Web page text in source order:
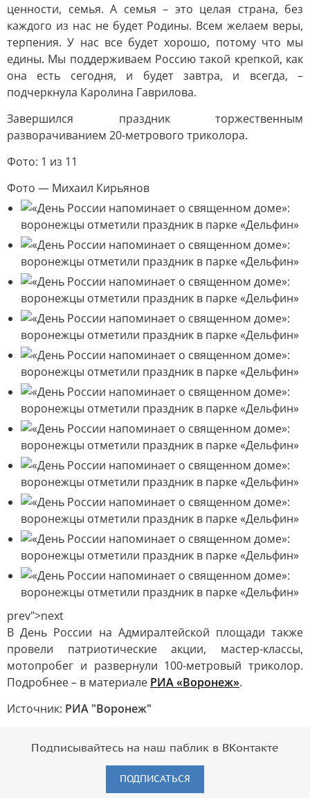
ценности, семья. А семья – это целая страна, без
каждого из нас не будет Родины. Всем желаем веры,
терпения. У нас все будет хорошо, потому что мы
едины. Мы поддерживаем Россию такой крепкой, как
она есть сегодня, и будет завтра, и всегда, –
подчеркнула Каролина Гаврилова.
Завершился праздник торжественным
разворачиванием 20-метрового триколора.
Фото: 1 из 11
Фото — Михаил Кирьянов
prev">next
В День России на Адмиралтейской площади также
провели патриотические акции, мастер-классы,
мотопробег и развернули 100-метровый триколор.
Подробнее – в материале РИА «Воронеж».
Источник: РИА "Воронеж"
Подписывайтесь на наш паблик в ВКонтакте
ПОДПИСАТЬСЯ